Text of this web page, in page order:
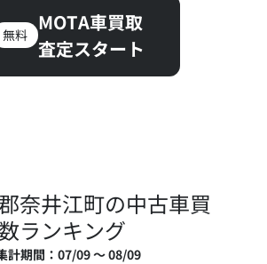
無料
MOTA車買取
査定スタート
奈井江町の中古車買
ランキング
計期間：07/09 ～ 08/09